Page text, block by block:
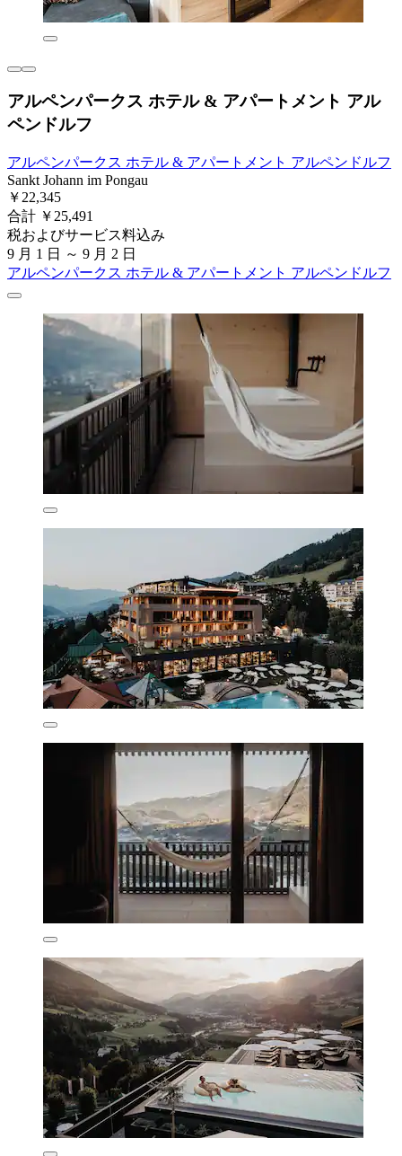
アルペンパークス ホテル & アパートメント アル
ペンドルフ
アルペンパークス ホテル & アパートメント アルペンドルフ
Sankt Johann im Pongau
￥22,345
合計 ￥25,491
税およびサービス料込み
9 月 1 日 ～ 9 月 2 日
アルペンパークス ホテル & アパートメント アルペンドルフ